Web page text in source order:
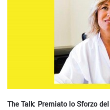
The Talk: Premiato lo Sforzo